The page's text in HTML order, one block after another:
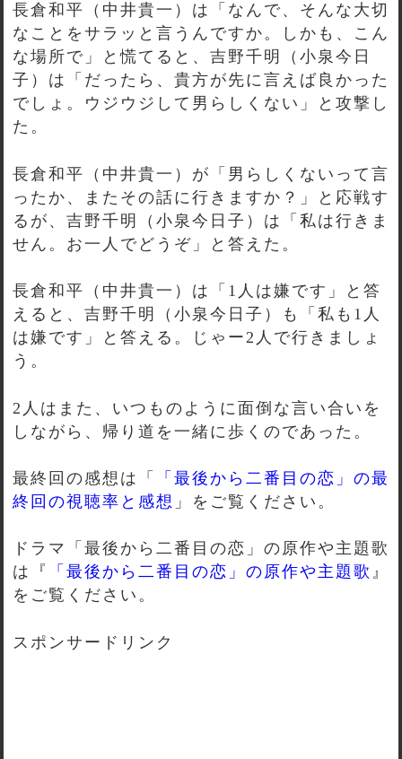
長倉和平（中井貴一）は「なんで、そんな大切
なことをサラッと言うんですか。しかも、こん
な場所で」と慌てると、吉野千明（小泉今日
子）は「だったら、貴方が先に言えば良かった
でしょ。ウジウジして男らしくない」と攻撃し
た。
長倉和平（中井貴一）が「男らしくないって言
ったか、またその話に行きますか？」と応戦す
るが、吉野千明（小泉今日子）は「私は行きま
せん。お一人でどうぞ」と答えた。
長倉和平（中井貴一）は「1人は嫌です」と答
えると、吉野千明（小泉今日子）も「私も1人
は嫌です」と答える。じゃー2人で行きましょ
う。
2人はまた、いつものように面倒な言い合いを
しながら、帰り道を一緒に歩くのであった。
最終回の感想は「
「最後から二番目の恋」の最
終回の視聴率と感想 」をご覧ください。
ドラマ「最後から二番目の恋」の原作や主題歌
は『
「最後から二番目の恋」の原作や主題歌 』
をご覧ください。
スポンサードリンク